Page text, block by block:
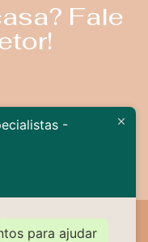
Fale
-
para ajudar